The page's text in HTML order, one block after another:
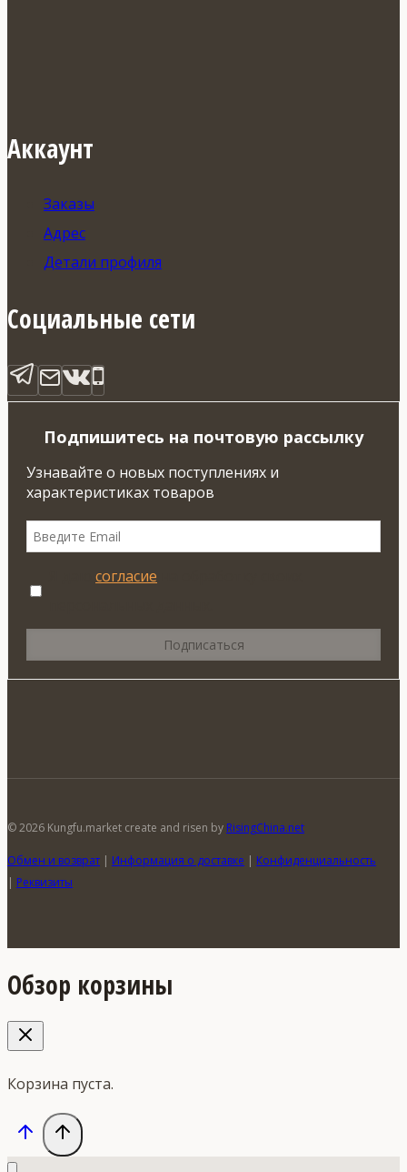
Аккаунт
Заказы
Адрес
Детали профиля
Социальные сети
Подпишитесь на почтовую рассылку
Узнавайте о новых поступлениях и
характеристиках товаров
согласие
© 2026 Kungfu.market create and risen by RisingChina.net
Обмен и возврат | Информация о доставке | Конфиденциальность
| Реквизиты
Обзор корзины
Корзина пуста.